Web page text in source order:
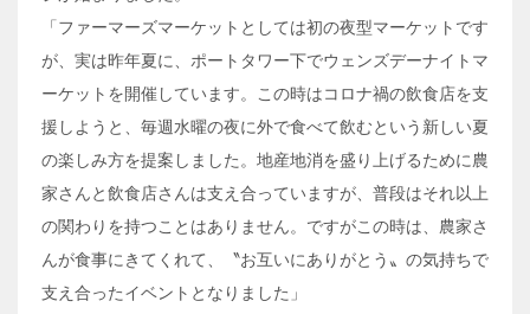
「ファーマーズマーケットとしては初の夜型マーケットです
が、実は昨年夏に、ポートタワー下でウェンズデーナイトマ
ーケットを開催しています。この時はコロナ禍の飲食店を支
援しようと、毎週水曜の夜に外で食べて飲むという新しい夏
の楽しみ方を提案しました。地産地消を盛り上げるために農
家さんと飲食店さんは支え合っていますが、普段はそれ以上
の関わりを持つことはありません。ですがこの時は、農家さ
んが食事にきてくれて、〝お互いにありがとう〟の気持ちで
支え合ったイベントとなりました」